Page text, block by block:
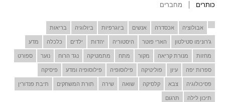
כותרים מחברים
אבולוציה אכסדרה אנשים ביוגרפיות ביולוגיה בריאות
ג'רונימו סטילטון הארי פוטר היסטוריה יהדות ילדים כלכלה מדע
מחזות מנורת קריאה מקור מתח מתמטיקה נגד הרוח נוער ספורט
ספרות יפה עיון פוליטיקה פילוסופיה פילוסופיה ומדע פיסיקה
פסיכולוגיה צבא קלסיקה שואה שירה תורת המשחקים תיבת פנדורין
תיכון לילה תרגום